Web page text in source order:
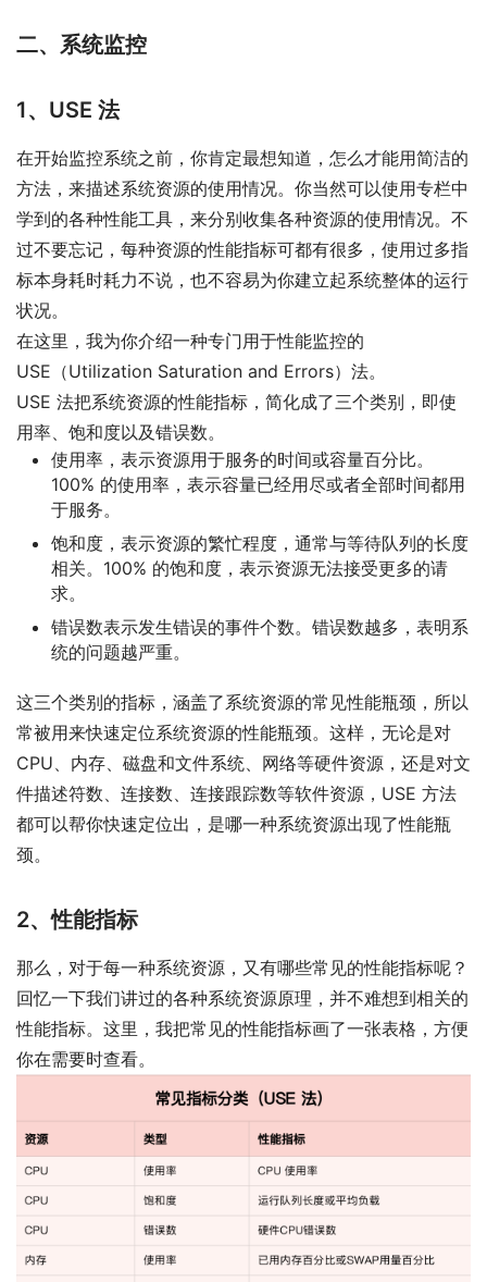
二、系统监控
1、USE 法
在开始监控系统之前，你肯定最想知道，怎么才能用简洁的
方法，来描述系统资源的使用情况。你当然可以使用专栏中
学到的各种性能工具，来分别收集各种资源的使用情况。不
过不要忘记，每种资源的性能指标可都有很多，使用过多指
标本身耗时耗力不说，也不容易为你建立起系统整体的运行
状况。
在这里，我为你介绍一种专门用于性能监控的
USE（Utilization Saturation and Errors）法。
USE 法把系统资源的性能指标，简化成了三个类别，即使
用率、饱和度以及错误数。
使用率，表示资源用于服务的时间或容量百分比。
100% 的使用率，表示容量已经用尽或者全部时间都用
于服务。
饱和度，表示资源的繁忙程度，通常与等待队列的长度
相关。100% 的饱和度，表示资源无法接受更多的请
求。
错误数表示发生错误的事件个数。错误数越多，表明系
统的问题越严重。
这三个类别的指标，涵盖了系统资源的常见性能瓶颈，所以
常被用来快速定位系统资源的性能瓶颈。这样，无论是对
CPU、内存、磁盘和文件系统、网络等硬件资源，还是对文
件描述符数、连接数、连接跟踪数等软件资源，USE 方法
都可以帮你快速定位出，是哪一种系统资源出现了性能瓶
颈。
2、性能指标
那么，对于每一种系统资源，又有哪些常见的性能指标呢？
回忆一下我们讲过的各种系统资源原理，并不难想到相关的
性能指标。这里，我把常见的性能指标画了一张表格，方便
你在需要时查看。